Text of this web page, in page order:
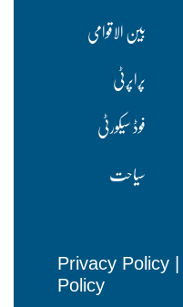
بین الاقوامی
پراپرٹی
فوڈ سیکورٹی
سیاحت
Privacy Policy
Policy